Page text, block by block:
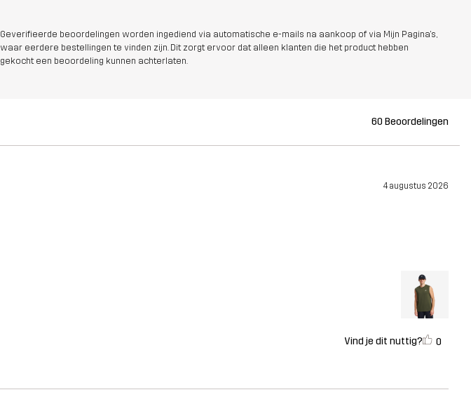
Geverifieerde beoordelingen worden ingediend via automatische e-mails na aankoop of via Mijn Pagina's,
waar eerdere bestellingen te vinden zijn. Dit zorgt ervoor dat alleen klanten die het product hebben
gekocht een beoordeling kunnen achterlaten.
60 Beoordelingen
4 augustus 2026
Vind je dit nuttig? 0